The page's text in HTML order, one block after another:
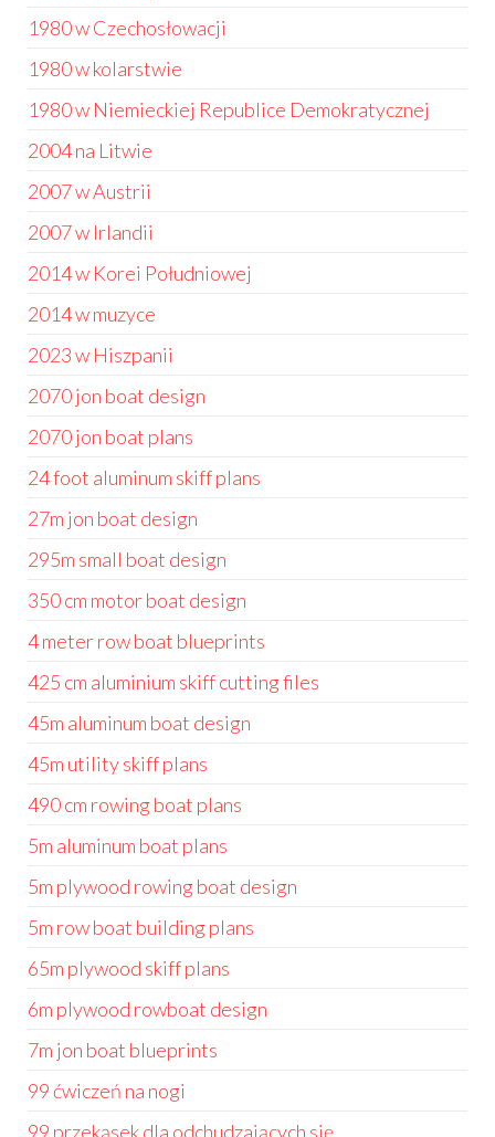
1980 w Czechosłowacji
1980 w kolarstwie
1980 w Niemieckiej Republice Demokratycznej
2004 na Litwie
2007 w Austrii
2007 w Irlandii
2014 w Korei Południowej
2014 w muzyce
2023 w Hiszpanii
2070 jon boat design
2070 jon boat plans
24 foot aluminum skiff plans
27m jon boat design
295m small boat design
350 cm motor boat design
4 meter row boat blueprints
425 cm aluminium skiff cutting files
45m aluminum boat design
45m utility skiff plans
490 cm rowing boat plans
5m aluminum boat plans
5m plywood rowing boat design
5m row boat building plans
65m plywood skiff plans
6m plywood rowboat design
7m jon boat blueprints
99 ćwiczeń na nogi
99 przekąsek dla odchudzających się